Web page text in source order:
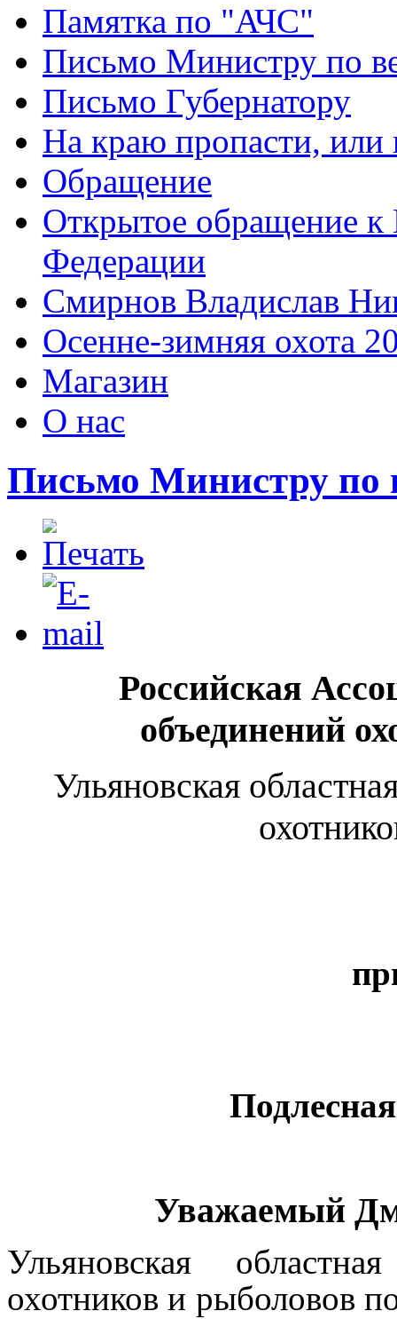
Памятка по "АЧС"
Письмо Министру по
Письмо Губернатору
На краю пропасти, или
Обращение
Открытое обращение к
Федерации
Смирнов Владислав
Осенне-зимняя охота
Магазин
О нас
Письмо Министру по
Российская
объединений
Ульяновская
Уважаемый
Ульяновская
охотников и рыболовов